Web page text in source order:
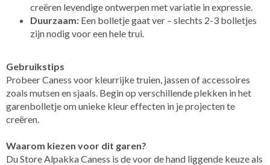
creëren levendige ontwerpen met variatie in expressie.
Duurzaam: Een bolletje gaat ver – slechts 2-3 bolletjes
zijn nodig voor een hele trui.
Gebruikstips
Probeer Caness voor kleurrijke truien, jassen of accessoires
zoals mutsen en sjaals. Begin op verschillende plekken in het
garenbolletje om unieke kleur effecten in je projecten te
creëren.
Waarom kiezen voor dit garen?
Du Store Alpakka Caness is de voor de hand liggende keuze als